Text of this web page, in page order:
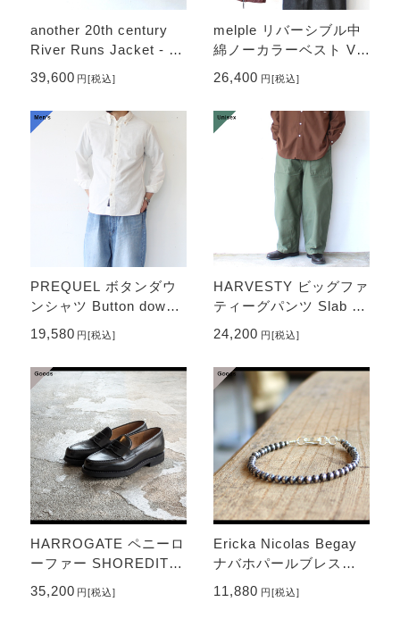
another 20th century
River Runs Jacket - C/
RIPSTOP （Navy）
39,600 円[税込]
melple リバーシブル中
綿ノーカラーベスト Ve
ntura Vest （Charcoal
× Burgundy）
26,400 円[税込]
PREQUEL ボタンダウ
ンシャツ Button down s
hirt
19,580 円 [税込]
HARVESTY ビッグファ
ティーグパンツ Slab ba
ck satin Big fatigue pan
ts （Military green）
24,200 円 [税込]
HARROGATE ペニーロ
ーファー SHOREDITC
H （Black）
35,200 円[税込]
Ericka Nicolas Begay
ナバホパールブレスレ
ット Navajo Pearl Brac
elet / 4mm 19cm （O
11,880 円[税込]